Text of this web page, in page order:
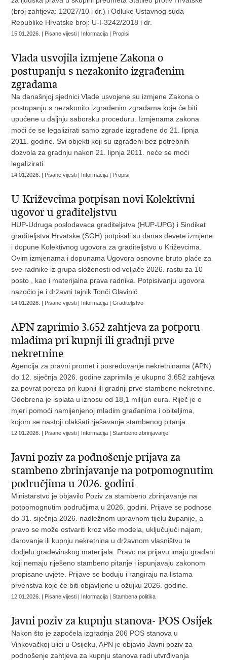
(broj zahtjeva: 12027/10 i dr.) i Odluke Ustavnog suda
Republike Hrvatske broj: U-I-3242/2018 i dr.
15.01.2026. | Pisane vijesti | Informacija | Propisi
Vlada usvojila izmjene Zakona o
postupanju s nezakonito izgrađenim
zgradama
Na današnjoj sjednici Vlade usvojene su izmjene Zakona o
postupanju s nezakonito izgrađenim zgradama koje će biti
upućene u daljnju saborsku proceduru. Izmjenama zakona
moći će se legalizirati samo zgrade izgrađene do 21. lipnja
2011. godine. Svi objekti koji su izgrađeni bez potrebnih
dozvola za gradnju nakon 21. lipnja 2011. neće se moći
legalizirati.
14.01.2026. | Pisane vijesti | Informacija | Propisi
U Križevcima potpisan novi Kolektivni
ugovor u graditeljstvu
HUP-Udruga poslodavaca graditeljstva (HUP-UPG) i Sindikat
graditeljstva Hrvatske (SGH) potpisali su danas devete izmjene
i dopune Kolektivnog ugovora za graditeljstvo u Križevcima.
Ovim izmjenama i dopunama Ugovora osnovne bruto plaće za
sve radnike iz grupa složenosti od veljače 2026. rastu za 10
posto , kao i materijalna prava radnika. Potpisivanju ugovora
nazočio je i državni tajnik Tonči Glavinić.
14.01.2026. | Pisane vijesti | Informacija | Graditeljstvo
APN zaprimio 3.652 zahtjeva za potporu
mladima pri kupnji ili gradnji prve
nekretnine
Agencija za pravni promet i posredovanje nekretninama (APN)
do 12. siječnja 2026. godine zaprimila je ukupno 3.652 zahtjeva
za povrat poreza pri kupnji ili gradnji prve stambene nekretnine.
Odobrena je isplata u iznosu od 18,1 milijun eura. Riječ je o
mjeri pomoći namijenjenoj mladim građanima i obiteljima,
kojom se nastoji olakšati rješavanje stambenog pitanja.
12.01.2026. | Pisane vijesti | Informacija | Stambeno zbrinjavanje
Javni poziv za podnošenje prijava za
stambeno zbrinjavanje na potpomognutim
područjima u 2026. godini
Ministarstvo je objavilo Poziv za stambeno zbrinjavanje na
potpomognutim područjima u 2026. godini. Prijave se podnose
do 31. siječnja 2026. nadležnom upravnom tijelu županije, a
pravo se može ostvariti kroz više modela, uključujući najam,
darovanje ili kupnju nekretnina u državnom vlasništvu te
dodjelu građevinskog materijala. Pravo na prijavu imaju građani
koji nemaju riješeno stambeno pitanje i ispunjavaju zakonom
propisane uvjete. Prijave se boduju i rangiraju na listama
prvenstva koje će biti objavljene u ožujku 2026. godine.
12.01.2026. | Pisane vijesti | Informacija | Stambena politika
Javni poziv za kupnju stanova- POS Osijek
Nakon što je započela izgradnja 206 POS stanova u
Vinkovačkoj ulici u Osijeku, APN je objavio Javni poziv za
podnošenje zahtjeva za kupnju stanova radi utvrđivanja